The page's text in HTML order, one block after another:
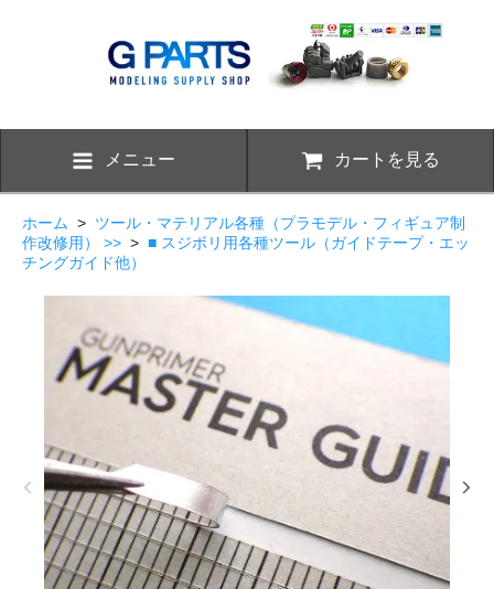
メニュー カートを見る
ホーム > ツール・マテリアル各種（プラモデル・フィギュア制
作改修用） >> > ■ スジボリ用各種ツール（ガイドテープ・エッ
チングガイド他）